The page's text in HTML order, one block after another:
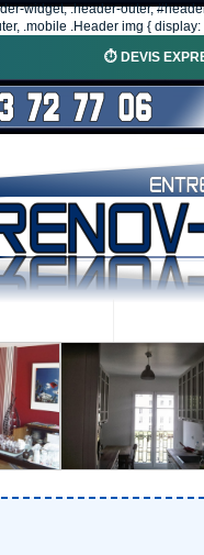
widget, .header-outer,
.mobile .Header img {
⏱️ DEVIS